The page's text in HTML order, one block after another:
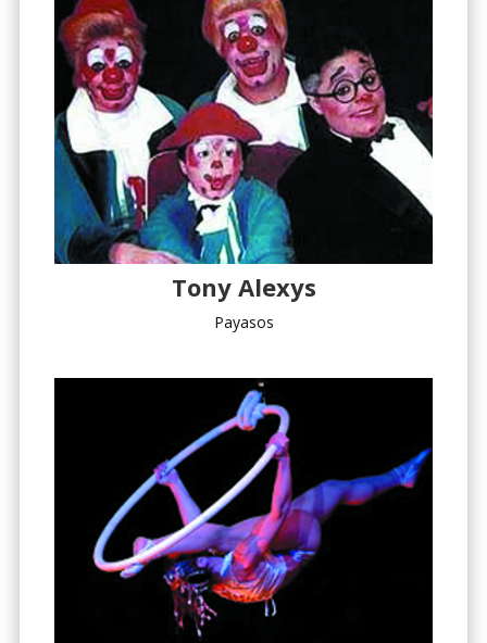
Tony Alexys
Payasos